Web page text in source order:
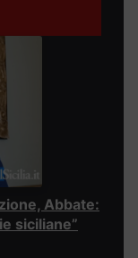
Abbate:
siciliane”